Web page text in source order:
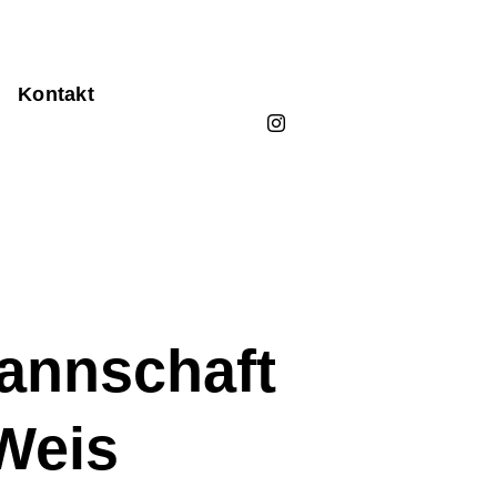
Kontakt